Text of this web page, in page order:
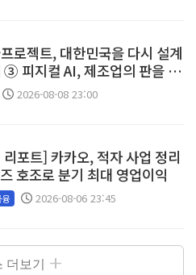
로젝트, 대한민국을 다시 설계
③ 피지컬 AI, 제조업의 판을 바
2026-08-08 23:00
포트] 카카오, 적자 사업 정리
호조로 분기 최대 영업이익
융 2026-08-06 23:45
더보기